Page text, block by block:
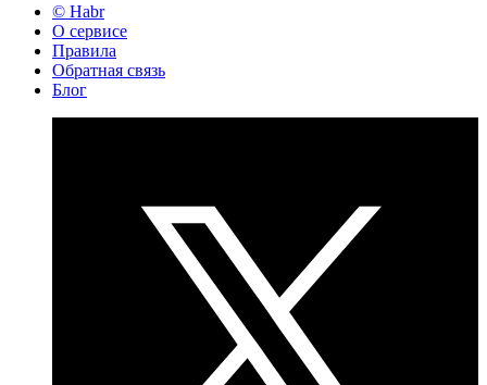
© Habr
О сервисе
Правила
Обратная связь
Блог